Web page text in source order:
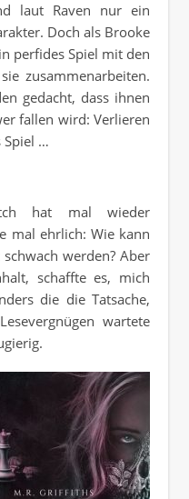
laut Raven nur ein
Doch als Brooke
perfides Spiel mit den
zusammenarbeiten.
gedacht, dass ihnen
fallen wird: Verlieren
Spiel …
hat mal wieder
mal ehrlich: Wie kann
werden? Aber
schaffte es, mich
die die Tatsache,
wartete